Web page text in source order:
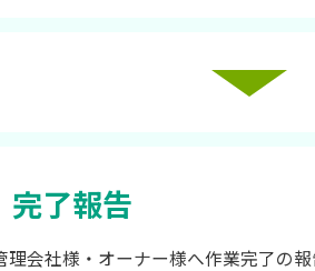
完了報告
理会社様・オーナー様へ作業完了の報